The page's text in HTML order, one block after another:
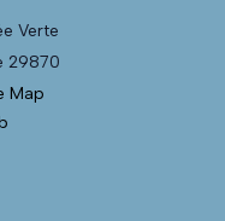
Verte
29870
Map